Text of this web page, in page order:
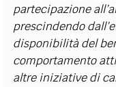
partecipazione
prescindendo
disponibilità del
comportamento
altre iniziative di